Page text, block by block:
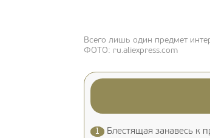
Всего лишь один предмет
ФОТО: ru.aliexpress.com
1
Блестящая занавесь к